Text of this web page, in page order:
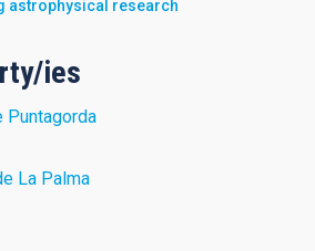
astrophysical research
ies
Puntagorda
La Palma